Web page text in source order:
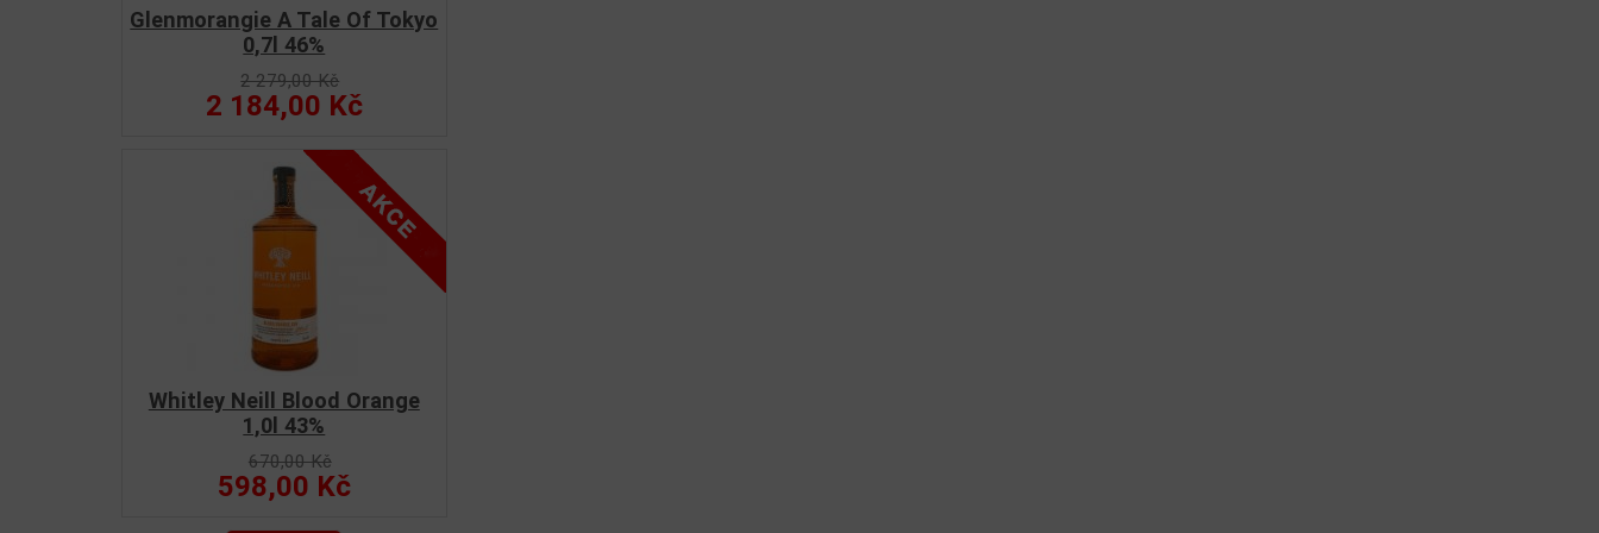
Glenmorangie A Tale Of Tokyo
0,7l 46%
2 279,00 Kč
2 184,00 Kč
Whitley Neill Blood Orange
1,0l 43%
670,00 Kč
598,00 Kč